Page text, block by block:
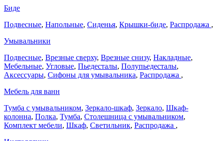
Биде
Подвесные, Напольные, Сиденья, Крышки-биде, Распродажа ,
Умывальники
Подвесные, Врезные сверху, Врезные снизу, Накладные,
Мебельные, Угловые, Пьедесталы, Полупьедесталы,
Аксессуары, Сифоны для умывальника, Распродажа ,
Мебель для ванн
Тумба с умывальником, Зеркало-шкаф, Зеркало, Шкаф-
колонна, Полка, Тумба, Столешница с умывальником,
Комплект мебели, Шкаф, Светильник, Распродажа ,